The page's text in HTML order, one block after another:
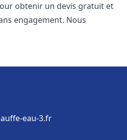
obtenir un devis gratuit et
engagement. Nous
eau-3.fr